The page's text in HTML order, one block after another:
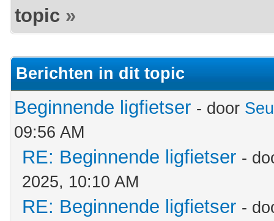
topic »
Berichten in dit topic
Beginnende ligfietser - door
09:56 AM
RE: Beginnende ligfietser -
2025, 10:10 AM
RE: Beginnende ligfietser -